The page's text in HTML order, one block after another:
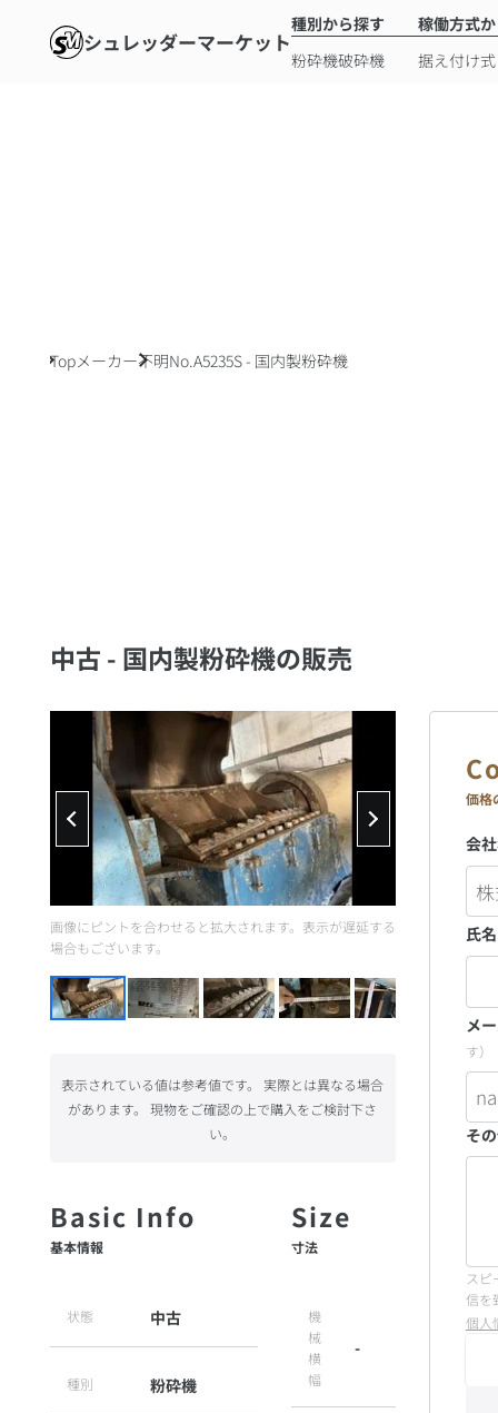
シュレッダーマーケット
種別から探す
粉砕機破砕機
稼働方式
据え付け式
Topメーカー不明No.A5235S - 国内製粉砕機
中古 - 国内製粉砕機の販売
基本情報
状態 中古
種別 粉砕機
寸法
機
械
横
幅
-
画像にピントを合わせると拡大されます。表示が遅延する
場合もございます。
表示されている値は参考値です。 実際とは異なる場合
があります。 現物をご確認の上で購入をご検討下さ
い。
価格
会
氏名
メ
す）
そ
スピ
信を
個人